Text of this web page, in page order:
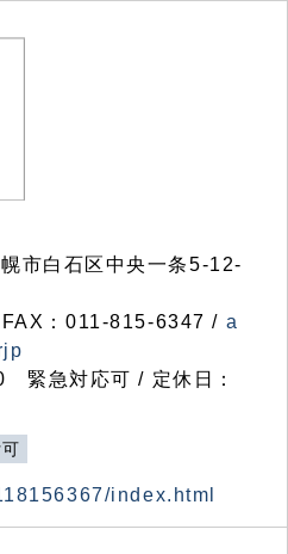
市白石区中央一条5-12-
：011-815-6347 / a
緊急対応可 / 定休日：
index.html